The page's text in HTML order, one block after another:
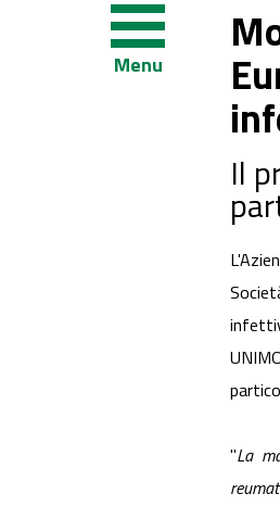
Menu
Il
"La